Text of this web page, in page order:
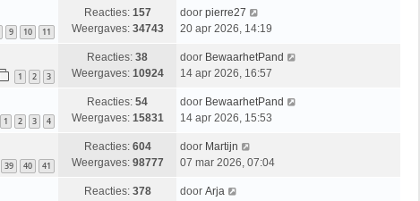
9 10 11
Reacties: 157
Weergaves: 34743
door pierre27
20 apr 2026, 14:19
1 2 3
Reacties: 38
Weergaves: 10924
door BewaarhetPand
14 apr 2026, 16:57
1 2 3 4
Reacties: 54
Weergaves: 15831
door BewaarhetPand
14 apr 2026, 15:53
39 40 41
Reacties: 604
Weergaves: 98777
door Martijn
07 mar 2026, 07:04
Reacties: 378
door Arja